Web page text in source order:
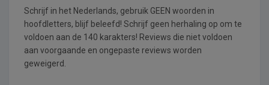
Schrijf in het Nederlands, gebruik GEEN woorden in
hoofdletters, blijf beleefd! Schrijf geen herhaling op om te
voldoen aan de 140 karakters! Reviews die niet voldoen
aan voorgaande en ongepaste reviews worden
geweigerd.